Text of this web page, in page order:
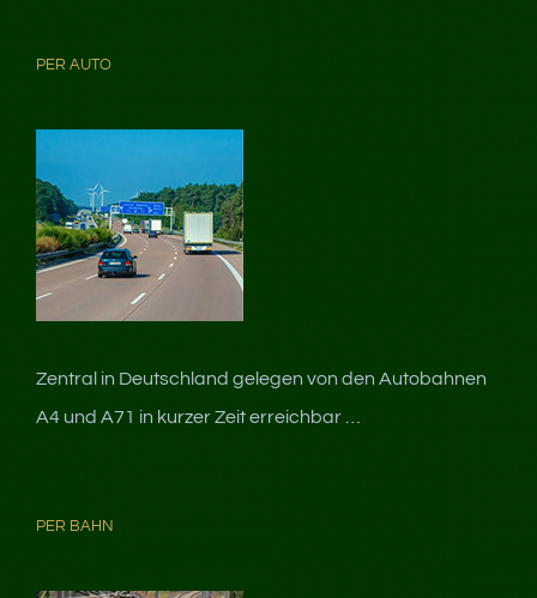
PER AUTO
Zentral in Deutschland gelegen von den Autobahnen
A4 und A71 in kurzer Zeit erreichbar …
PER BAHN